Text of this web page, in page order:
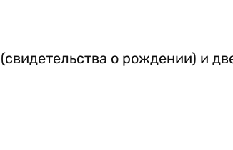
о рождении) и